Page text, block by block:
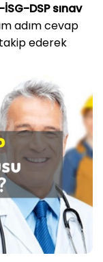
İSG-DSP sınav
adım cevap
takip ederek